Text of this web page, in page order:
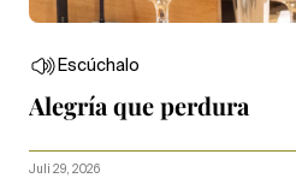
Escúchalo
Alegría que perdura
Juli 29, 2026